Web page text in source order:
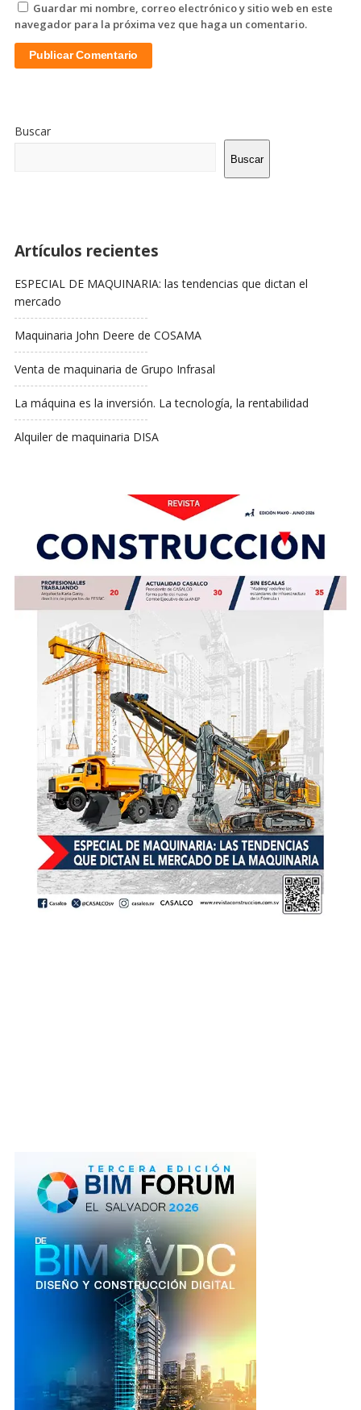
Guardar mi nombre, correo electrónico y sitio web en este
navegador para la próxima vez que haga un comentario.
De
La
Lateral
Buscar
Buscar
Artículos recientes
ESPECIAL DE MAQUINARIA: las tendencias que dictan el
mercado
Maquinaria John Deere de COSAMA
Venta de maquinaria de Grupo Infrasal
La máquina es la inversión. La tecnología, la rentabilidad
Alquiler de maquinaria DISA